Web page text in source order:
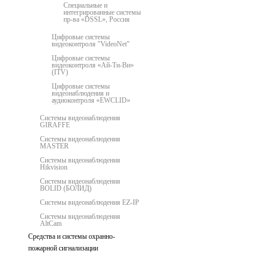
Специальные и
интегрированные системы
пр-ва «DSSL», Россия
Цифровые системы
видеоконтроля "VideoNet"
Цифровые системы
видеоконтроля «Ай-Ти-Ви»
(ITV)
Цифровые системы
видеонаблюдения и
аудиоконтроля «EWCLID»
Системы видеонаблюдения
GIRAFFE
Системы видеонаблюдения
MASTER
Системы видеонаблюдения
Hikvision
Системы видеонаблюдения
BOLID (БОЛИД)
Системы видеонаблюдения EZ-IP
Системы видеонаблюдения
AltCam
Средства и системы охранно-
пожарной сигнализации